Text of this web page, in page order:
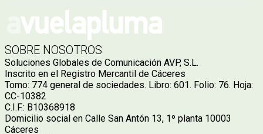
SOBRE NOSOTROS
Soluciones Globales de Comunicación AVP, S.L.
Inscrito en el Registro Mercantil de Cáceres
Tomo: 774 general de sociedades. Libro: 601. Folio: 76. Hoja:
CC-10382
C.I.F.: B10368918
Domicilio social en Calle San Antón 13, 1º planta 10003
Cáceres